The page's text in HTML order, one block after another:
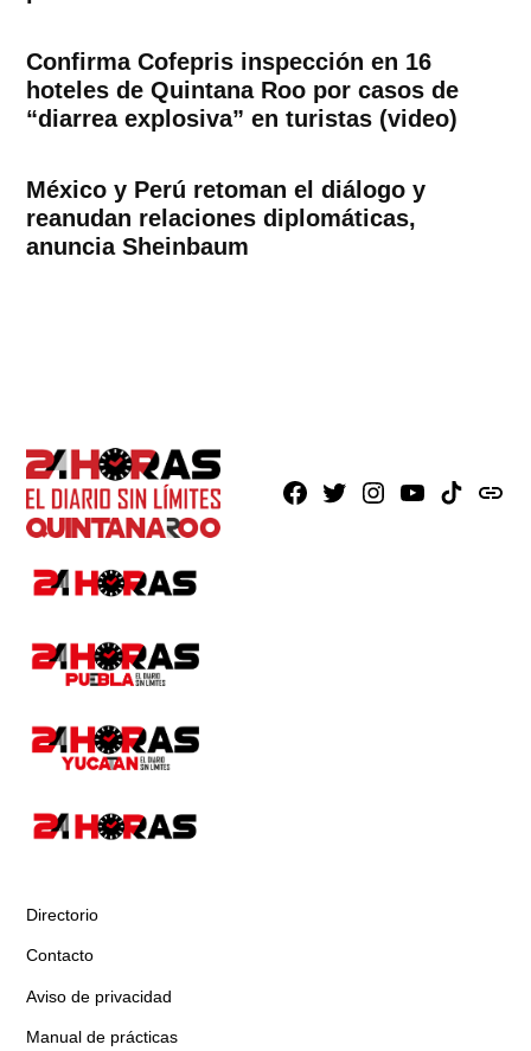
Confirma Cofepris inspección en 16
hoteles de Quintana Roo por casos de
“diarrea explosiva” en turistas (video)
México y Perú retoman el diálogo y
reanudan relaciones diplomáticas,
anuncia Sheinbaum
Facebook
X Instagram
YoutubeTikTokissuu
Directorio
Contacto
Aviso de privacidad
Manual de prácticas